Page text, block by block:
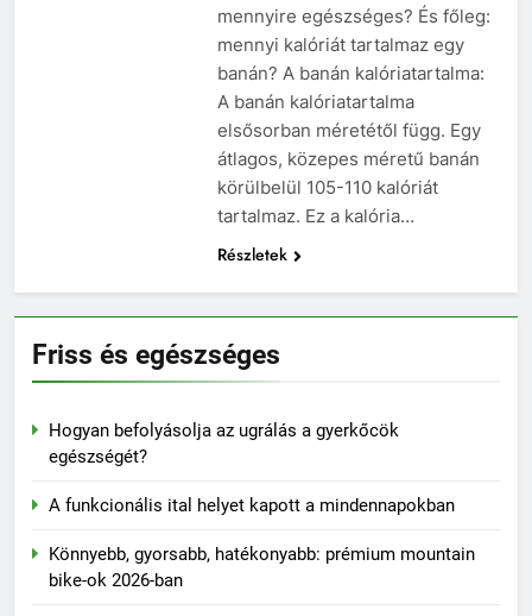
mennyire egészséges? És főleg:
mennyi kalóriát tartalmaz egy
banán? A banán kalóriatartalma:
A banán kalóriatartalma
elsősorban méretétől függ. Egy
átlagos, közepes méretű banán
körülbelül 105-110 kalóriát
tartalmaz. Ez a kalória…
Részletek
Friss és egészséges
Hogyan befolyásolja az ugrálás a gyerkőcök
egészségét?
A funkcionális ital helyet kapott a mindennapokban
Könnyebb, gyorsabb, hatékonyabb: prémium mountain
bike-ok 2026-ban